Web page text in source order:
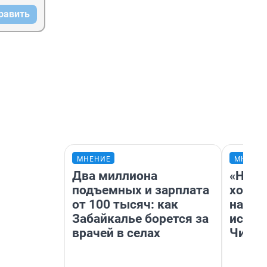
МНЕНИЕ
Два миллиона
подъемных и зарплата
от 100 тысяч: как
Забайкалье борется за
врачей в селах
Читы